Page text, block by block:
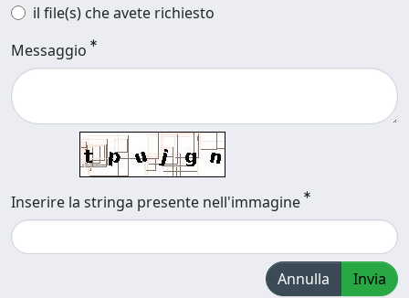
il file(s) che avete richiesto
Messaggio
Inserire la stringa presente nell'immagine
Annulla Invia